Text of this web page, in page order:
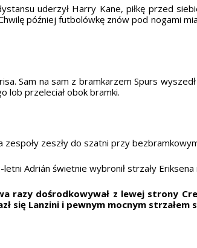
uderzył Harry Kane, piłkę przed
później futbolówkę znów pod nogami
Sam na sam z bramkarzem Spurs
lob przeleciał obok bramki.
zespoły zeszły do szatni przy
Adrián świetnie wybronił strzały Eriksena
razy dośrodkowywał z lewej strony
się Lanzini i pewnym mocnym strzałem